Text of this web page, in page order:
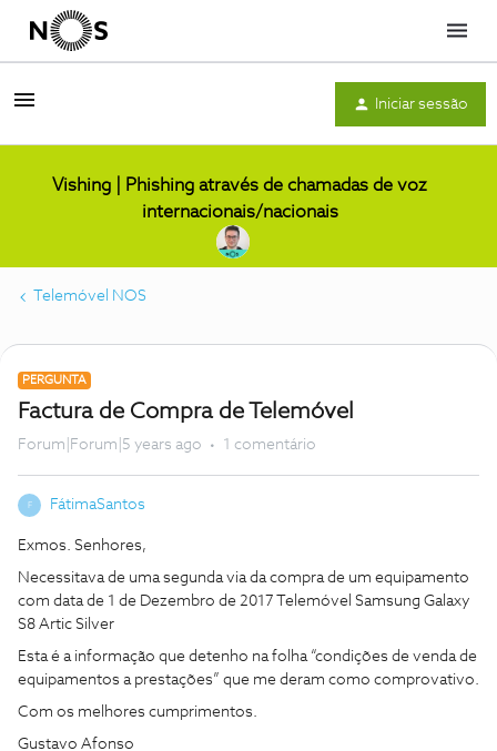
Menu
Iniciar sessão
Vishing | Phishing através de chamadas de voz
internacionais/nacionais
Telemóvel NOS
PERGUNTA
Factura de Compra de Telemóvel
Forum|Forum|5 years ago 1 comentário
F FátimaSantos
Exmos. Senhores,
Necessitava de uma segunda via da compra de um equipamento
com data de 1 de Dezembro de 2017 Telemóvel Samsung Galaxy
S8 Artic Silver
Esta é a informação que detenho na folha “condições de venda de
equipamentos a prestações” que me deram como comprovativo.
Com os melhores cumprimentos.
Gustavo Afonso